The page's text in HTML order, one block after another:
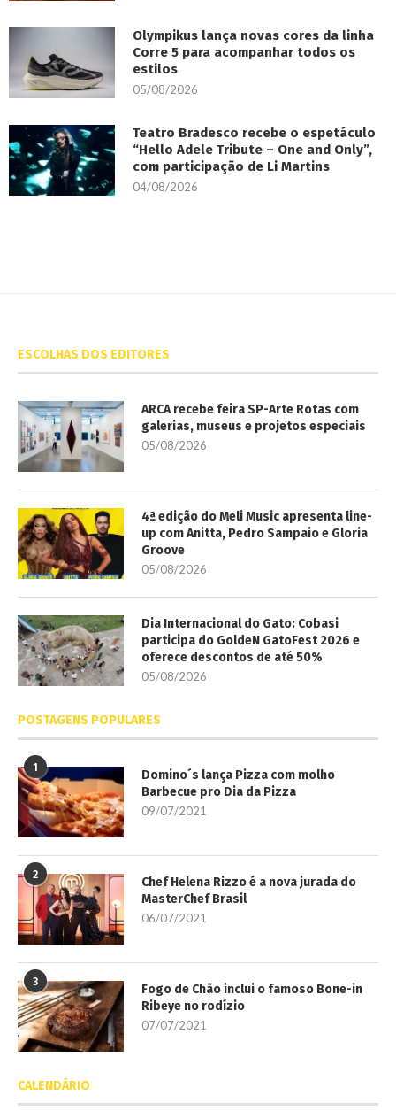
Olympikus lança novas cores da linha
Corre 5 para acompanhar todos os
estilos
05/08/2026
Teatro Bradesco recebe o espetáculo
“Hello Adele Tribute – One and Only”,
com participação de Li Martins
04/08/2026
ESCOLHAS DOS EDITORES
ARCA recebe feira SP-Arte Rotas com
galerias, museus e projetos especiais
05/08/2026
4ª edição do Meli Music apresenta line-
up com Anitta, Pedro Sampaio e Gloria
Groove
05/08/2026
Dia Internacional do Gato: Cobasi
participa do GoldeN GatoFest 2026 e
oferece descontos de até 50%
05/08/2026
POSTAGENS POPULARES
1
Domino´s lança Pizza com molho
Barbecue pro Dia da Pizza
09/07/2021
2
Chef Helena Rizzo é a nova jurada do
MasterChef Brasil
06/07/2021
3
Fogo de Chão inclui o famoso Bone-in
Ribeye no rodízio
07/07/2021
CALENDÁRIO